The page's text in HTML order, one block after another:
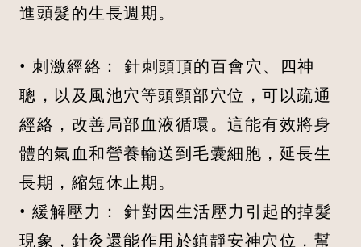
進頭髮的生長週期。
• 刺激經絡： 針刺頭頂的百會穴、四神
聰，以及風池穴等頭頸部穴位，可以疏通
經絡，改善局部血液循環。這能有效將身
體的氣血和營養輸送到毛囊細胞，延長生
長期，縮短休止期。
• 緩解壓力： 針對因生活壓力引起的掉髮
現象，針灸還能作用於鎮靜安神穴位，幫